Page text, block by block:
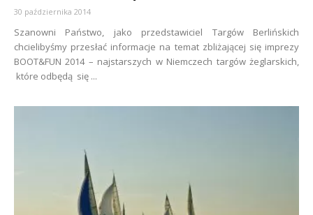
30 października 2014
Szanowni Państwo, jako przedstawiciel Targów Berlińskich
chcielibyśmy przesłać informacje na temat zbliżającej się imprezy
BOOT&FUN 2014 – najstarszych w Niemczech targów żeglarskich,
które odbędą się ...